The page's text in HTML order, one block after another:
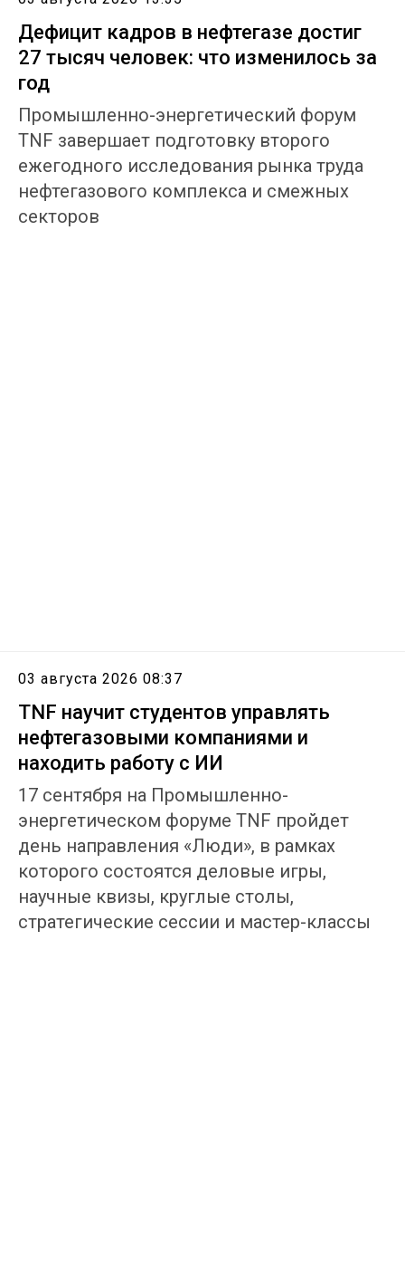
Дефицит кадров в нефтегазе достиг
27 тысяч человек: что изменилось за
год
Промышленно-энергетический форум
TNF завершает подготовку второго
ежегодного исследования рынка труда
нефтегазового комплекса и смежных
секторов
03 августа 2026 08:37
TNF научит студентов управлять
нефтегазовыми компаниями и
находить работу с ИИ
17 сентября на Промышленно-
энергетическом форуме TNF пройдет
день направления «Люди», в рамках
которого состоятся деловые игры,
научные квизы, круглые столы,
стратегические сессии и мастер-классы